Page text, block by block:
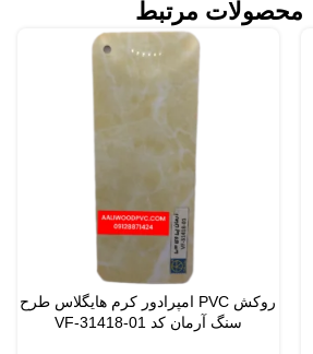
محصولات مرتبط
روکش PVC امپرادور کرم هایگلاس طرح
سنگ آرمان کد VF-31418-01